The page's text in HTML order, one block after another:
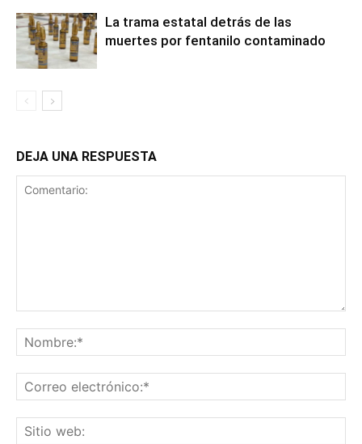
La trama estatal detrás de las
muertes por fentanilo contaminado
DEJA UNA RESPUESTA